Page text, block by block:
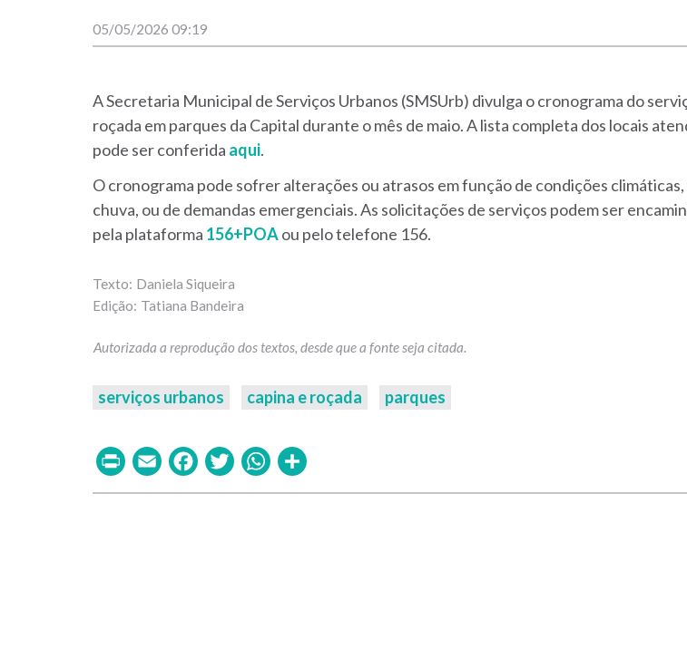
05/05/2026 09:19
A Secretaria Municipal de Serviços Urbanos (SMSUrb) divulga o cronograma do
roçada em parques da Capital durante o mês de maio. A lista completa dos locais
pode ser conferida aqui.
O cronograma pode sofrer alterações ou atrasos em função de condições
chuva, ou de demandas emergenciais. As solicitações de serviços podem ser
pela plataforma 156+POAou pelo telefone 156.
Daniela Siqueira
Tatiana Bandeira
serviços urbanos capina e roçada parques
PrintEmailFacebook
TwitterWhatsApp